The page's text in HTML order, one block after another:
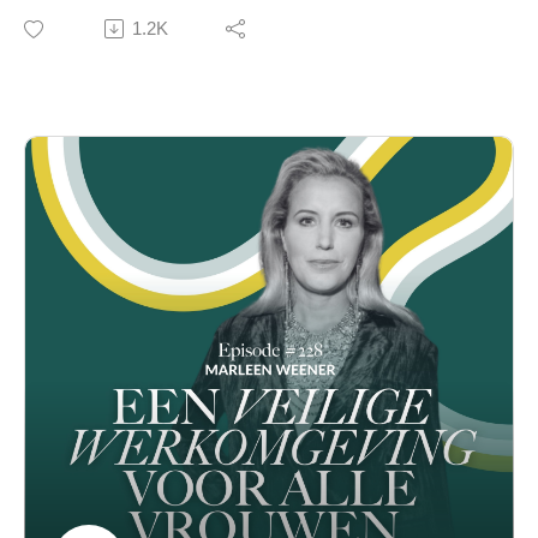
⋯⋯⋯⋯⋯⋯⋯⋯⋯⋯⋯⋯⋯⋯⋯⋯⋯⋯⋯⋯⋯⋯⋯⋯
▶ Volg Caroline
InstagramLinkedIn
⋯⋯⋯⋯⋯⋯⋯⋯⋯⋯⋯⋯⋯⋯⋯⋯⋯⋯⋯⋯⋯⋯⋯⋯
⋯⋯⋯⋯⋯⋯⋯⋯
▶ JOIN OUR MOVEMENT
Contact: info@newfemaleleaders.org
⋯⋯⋯⋯⋯⋯⋯⋯⋯⋯⋯⋯⋯⋯⋯⋯⋯⋯⋯⋯⋯⋯⋯⋯
⋯⋯⋯⋯⋯⋯⋯⋯
achteruit aan het zetten? In] deze podcast laat ik je
zien dat het systeem waar we mee te maken hebben,
podcast.💜💛💚
Caroline
Founder New Female Leaders
P.S. Wil jij elke week onze nieuwe Fe-Mail ontvangen?
Caroline’s persoonlijke newsletter met tips en inzichten
over diversiteit, authenticiteit en authentiek leiderschap,
natuurlijk onze laatste podcast maar ook boekentips,
motiverende quotes, must-read artikelen en updates
over onze events. Schrijf je hier in.
⋯⋯⋯⋯⋯⋯⋯⋯⋯⋯⋯⋯⋯⋯⋯⋯⋯⋯⋯⋯⋯⋯⋯⋯
⋯⋯⋯
▶ Zet je eerste stap als authentieke leider met de NFL
Authentiek Leiderschapsbundel
1.2K